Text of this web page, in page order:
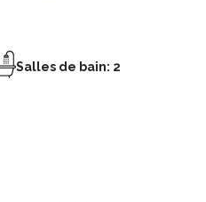
Salles de bain: 2